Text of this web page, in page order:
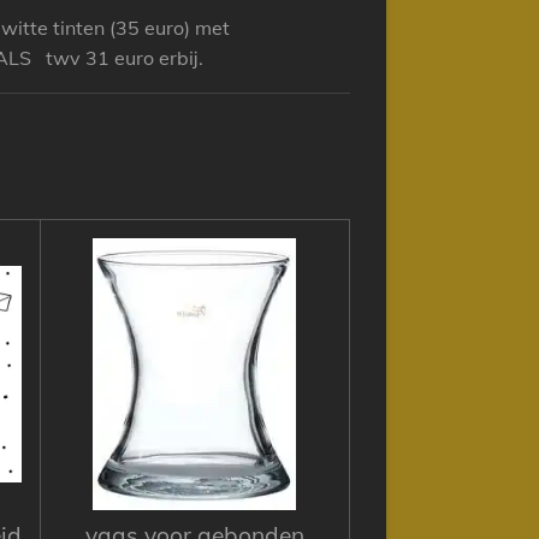
tinten (35 euro) met
twv 31 euro erbij.